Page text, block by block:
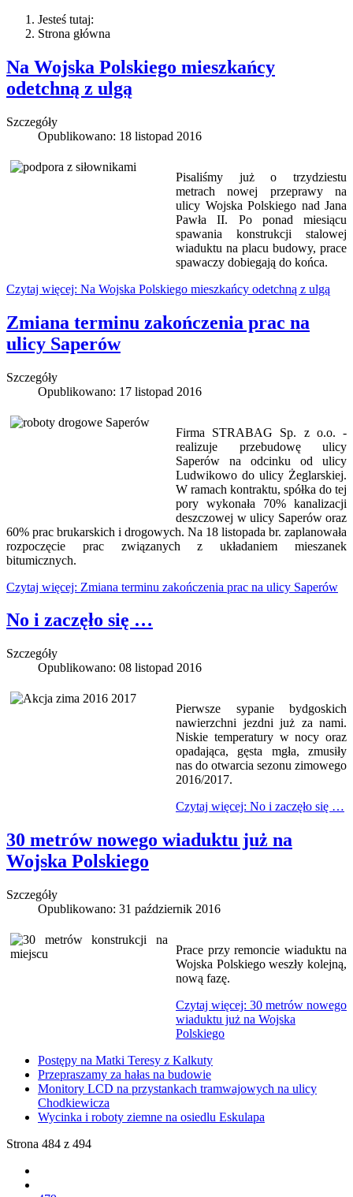
Jesteś tutaj:
Strona główna
Na Wojska Polskiego mieszkańcy
odetchną z ulgą
Szczegóły
Opublikowano: 18 listopad 2016
Pisaliśmy już o trzydziestu
metrach nowej przeprawy na
ulicy Wojska Polskiego nad Jana
Pawła II. Po ponad miesiącu
spawania konstrukcji stalowej
wiaduktu na placu budowy, prace
spawaczy dobiegają do końca.
Czytaj więcej: Na Wojska Polskiego mieszkańcy odetchną z ulgą
Zmiana terminu zakończenia prac na
ulicy Saperów
Szczegóły
Opublikowano: 17 listopad 2016
Firma STRABAG Sp. z o.o. -
realizuje przebudowę ulicy
Saperów na odcinku od ulicy
Ludwikowo do ulicy Żeglarskiej.
W ramach kontraktu, spółka do tej
pory wykonała 70% kanalizacji
deszczowej w ulicy Saperów oraz
60% prac brukarskich i drogowych. Na 18 listopada br. zaplanowała
rozpoczęcie prac związanych z układaniem mieszanek
bitumicznych.
Czytaj więcej: Zmiana terminu zakończenia prac na ulicy Saperów
No i zaczęło się …
Szczegóły
Opublikowano: 08 listopad 2016
Pierwsze sypanie bydgoskich
nawierzchni jezdni już za nami.
Niskie temperatury w nocy oraz
opadająca, gęsta mgła, zmusiły
nas do otwarcia sezonu zimowego
2016/2017.
Czytaj więcej: No i zaczęło się …
30 metrów nowego wiaduktu już na
Wojska Polskiego
Szczegóły
Opublikowano: 31 październik 2016
Prace przy remoncie wiaduktu na
Wojska Polskiego weszły kolejną,
nową fazę.
Czytaj więcej: 30 metrów nowego
wiaduktu już na Wojska
Polskiego
Postępy na Matki Teresy z Kalkuty
Przepraszamy za hałas na budowie
Monitory LCD na przystankach tramwajowych na ulicy
Chodkiewicza
Wycinka i roboty ziemne na osiedlu Eskulapa
Strona 484 z 494